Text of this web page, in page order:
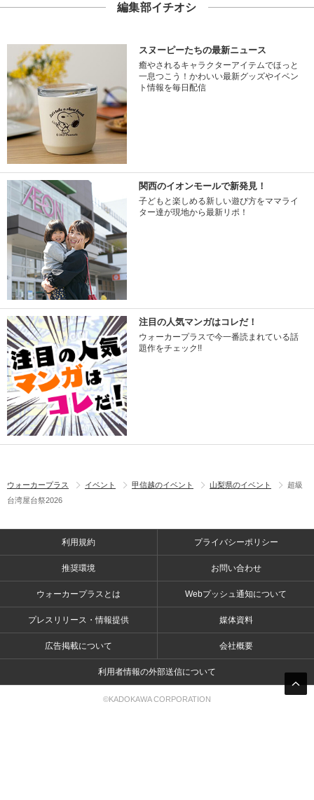
編集部イチオシ
スヌーピーたちの最新ニュース
癒やされるキャラクターアイテムでほっと
一息つこう！かわいい最新グッズやイベン
ト情報を毎日配信
関西のイオンモールで新発見！
子どもと楽しめる新しい遊び方をママライ
ター達が現地から最新リポ！
注目の人気マンガはコレだ！
ウォーカープラスで今一番読まれている話
題作をチェック!!
ウォーカープラス イベント 甲信越のイベント 山梨県のイベント
超級
台湾屋台祭2026
利用規約 プライバシーポリシー
推奨環境 お問い合わせ
ウォーカープラスとは Webプッシュ通知について
プレスリリース・情報提供 媒体資料
広告掲載について 会社概要
利用者情報の外部送信について
©KADOKAWA CORPORATION